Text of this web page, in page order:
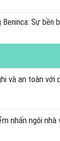
Beninca: Sự bền
và an toàn
nhấn ngôi